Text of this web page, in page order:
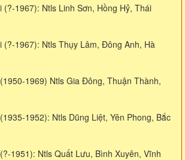
(?-1967): Ntls Linh Sơn, Hồng Hỷ, Thái
(?-1967): Ntls Thụy Lâm, Đông Anh, Hà
1969) Ntls Gia Đông, Thuận Thành,
1952): Ntls Dũng Liệt, Yên Phong, Bắc
1951): Ntls Quất Lưu, Bình Xuyên, Vĩnh